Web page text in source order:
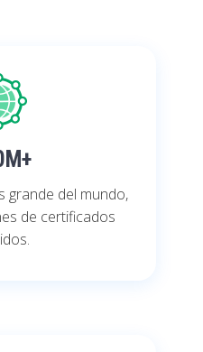
grande del mundo,
de certificados